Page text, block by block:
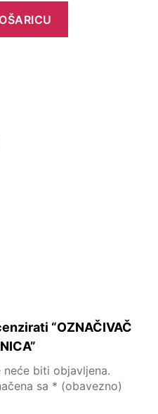
“OZNAČIVAČ
biti objavljena.
sa * (obavezno)